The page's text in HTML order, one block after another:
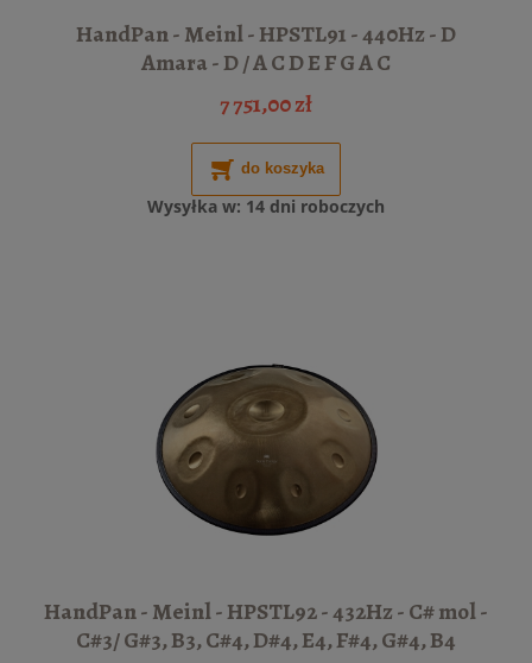
HandPan - Meinl - HPSTL91 - 440Hz - D
Amara - D / A C D E F G A C
7 751,00 zł
do koszyka
Wysyłka w: 14 dni roboczych
HandPan - Meinl - HPSTL92 - 432Hz - C# mol -
C#3/ G#3, B3, C#4, D#4, E4, F#4, G#4, B4